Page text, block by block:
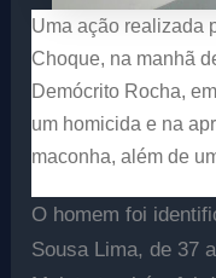
Uma ação realizada
Choque, na manhã
Demócrito Rocha,
um homicida e na
maconha, além de
O homem foi
Sousa Lima, de 37